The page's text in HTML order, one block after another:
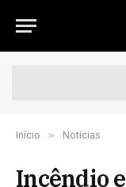
Início » Notícias
Incêndio